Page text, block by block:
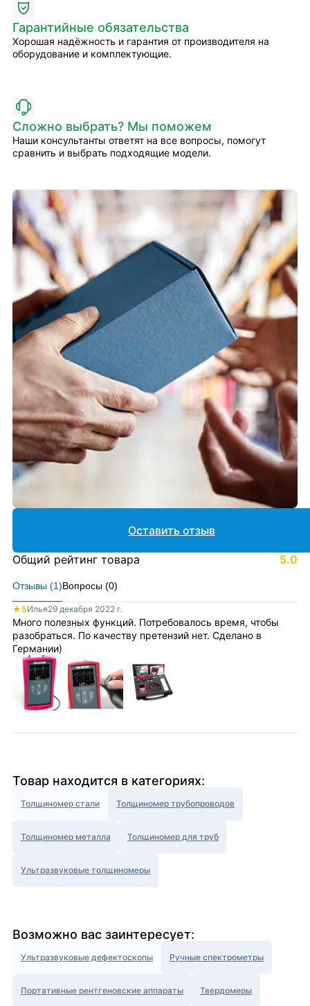
Гарантийные обязательства
Хорошая надёжность и гарантия от производителя на
оборудование и комплектующие.
Сложно выбрать? Мы поможем
Наши консультанты ответят на все вопросы, помогут
сравнить и выбрать подходящие модели.
Отзывы (1)Вопросы (0)
★ 5Илья29 декабря 2022 г.
Много полезных функций. Потребовалось время, чтобы
разобраться. По качеству претензий нет. Сделано в
Германии)
Оставить отзыв
Общий рейтинг товара 5.0
Товар находится в категориях:
Толщиномер стали Толщиномер трубопроводов
Толщиномер металла Толщиномер для труб
Ультразвуковые толщиномеры
Возможно вас заинтересует:
Ультразвуковые дефектоскопы Ручные спектрометры
Портативные рентгеновские аппараты Твердомеры